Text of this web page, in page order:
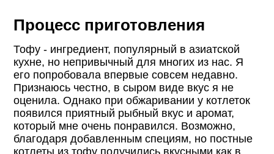
Процесс приготовления
Тофу - ингредиент, популярный в азиатской
кухне, но непривычный для многих из нас. Я
его попробовала впервые совсем недавно.
Признаюсь честно, в сыром виде вкус я не
оценила. Однако при обжаривании у котлеток
появился приятный рыбный вкус и аромат,
который мне очень понравился. Возможно,
благодаря добавленным специям, но постные